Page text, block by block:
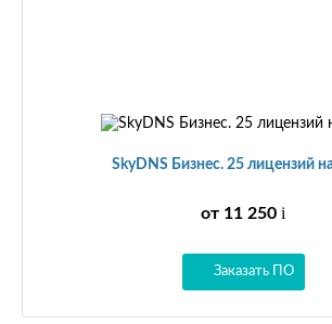
SkyDNS Бизнес. 25 лицензий
от 11 250 i
Заказать ПО